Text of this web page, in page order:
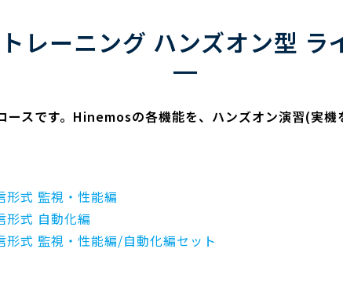
レーニング ハンズオン型 ラ
スです。Hinemosの各機能を、ハンズオン演習(実機
式 監視・性能編
式 自動化編
式 監視・性能編/自動化編セット